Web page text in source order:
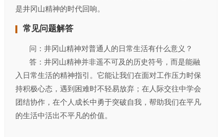
是井冈山精神的时代回响。​
常见问题解答​
问：井冈山精神对普通人的日常生活有什么意义？​
答：井冈山精神并非遥不可及的历史符号，而是能融
入日常生活的精神指引。它能让我们在面对工作压力时保
持积极心态，遇到困难时不轻易放弃；在人际交往中学会
团结协作，在个人成长中勇于突破自我，帮助我们在平凡
的生活中活出不平凡的价值。​